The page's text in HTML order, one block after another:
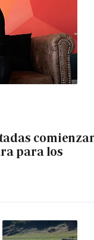
para los